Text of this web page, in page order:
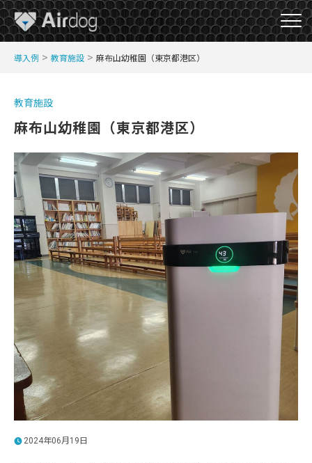
導入例 > 教育施設 > 麻布山幼稚園（東京都港区）
教育施設
麻布山幼稚園（東京都港区）
2024年06月19日